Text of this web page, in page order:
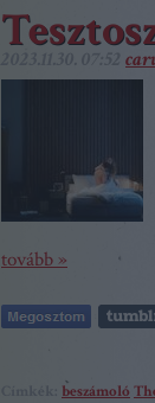
tovább »
beszámoló